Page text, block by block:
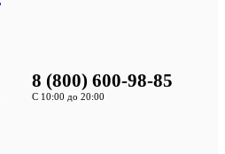
8 (800) 600-98-85
С 10:00 до 20:00